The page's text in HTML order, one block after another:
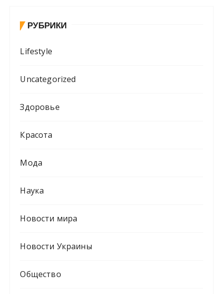
РУБРИКИ
Lifestyle
Uncategorized
Здоровье
Красота
Мода
Наука
Новости мира
Новости Украины
Общество